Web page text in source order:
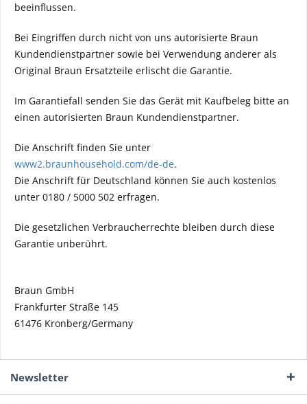
beeinflussen.
Bei Eingriffen durch nicht von uns autorisierte Braun
Kundendienstpartner sowie bei Verwendung anderer als
Original Braun Ersatzteile erlischt die Garantie.
Im Garantiefall senden Sie das Gerät mit Kaufbeleg bitte an
einen autorisierten Braun Kundendienstpartner.
Die Anschrift finden Sie unter
www2.braunhousehold.com/de-de.
Die Anschrift für Deutschland können Sie auch kostenlos
unter 0180 / 5000 502 erfragen.
Die gesetzlichen Verbraucherrechte bleiben durch diese
Garantie unberührt.
Braun GmbH
Frankfurter Straße 145
61476 Kronberg/Germany
Newsletter